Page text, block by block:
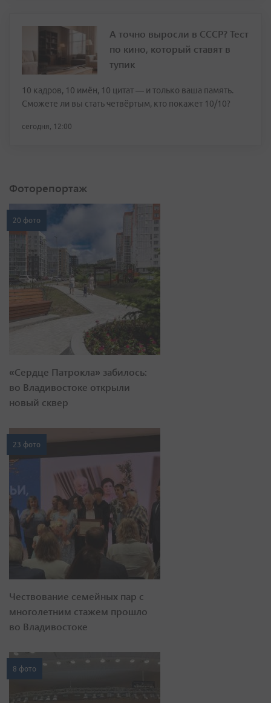
А точно выросли в СССР? Тест
по кино, который ставят в
тупик
10 кадров, 10 имён, 10 цитат — и только ваша память.
Сможете ли вы стать четвёртым, кто покажет 10/10?
сегодня, 12:00
Фоторепортаж
20 фото
«Сердце Патрокла» забилось:
во Владивостоке открыли
новый сквер
23 фото
Чествование семейных пар с
многолетним стажем прошло
во Владивостоке
8 фото